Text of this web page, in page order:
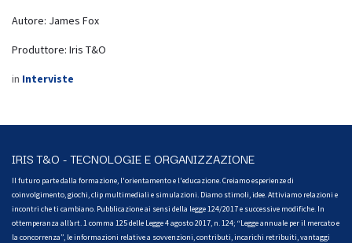
Autore: James Fox
Produttore: Iris T&O
in Interviste
IRIS T&O - TECNOLOGIE E ORGANIZZAZIONE
Il futuro parte dalla formazione, l'orientamento e l'educazione. Creiamo esperienze di
coinvolgimento, giochi, clip multimediali e simulazioni. Diamo stimoli, idee. Attiviamo relazioni e
incontri che ti cambiano. Pubblicazione ai sensi della legge 124/2017 e successive modifiche. In
ottemperanza all’art. 1 comma 125 delle Legge 4 agosto 2017, n. 124; “Legge annuale per il mercato e
la concorrenza”, le informazioni relative a sovvenzioni, contributi, incarichi retribuiti, vantaggi